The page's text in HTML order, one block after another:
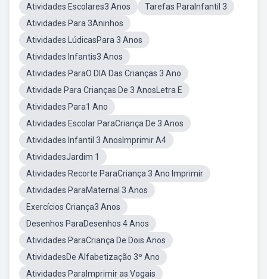
Atividades Escolares3 Anos
Tarefas ParaInfantil 3
Atividades Para 3Aninhos
Atividades LúdicasPara 3 Anos
Atividades Infantis3 Anos
Atividades ParaO DIA Das Crianças 3 Ano
Atividade Para Crianças De 3 AnosLetra E
Atividades Para1 Ano
Atividades Escolar ParaCriança De 3 Anos
Atividades Infantil 3 AnosImprimir A4
AtividadesJardim 1
Atividades Recorte ParaCriança 3 Ano Imprimir
Atividades ParaMaternal 3 Anos
Exercícios Criança3 Anos
Desenhos ParaDesenhos 4 Anos
Atividades ParaCriança De Dois Anos
AtividadesDe Alfabetização 3º Ano
Atividades ParaImprimir as Vogais